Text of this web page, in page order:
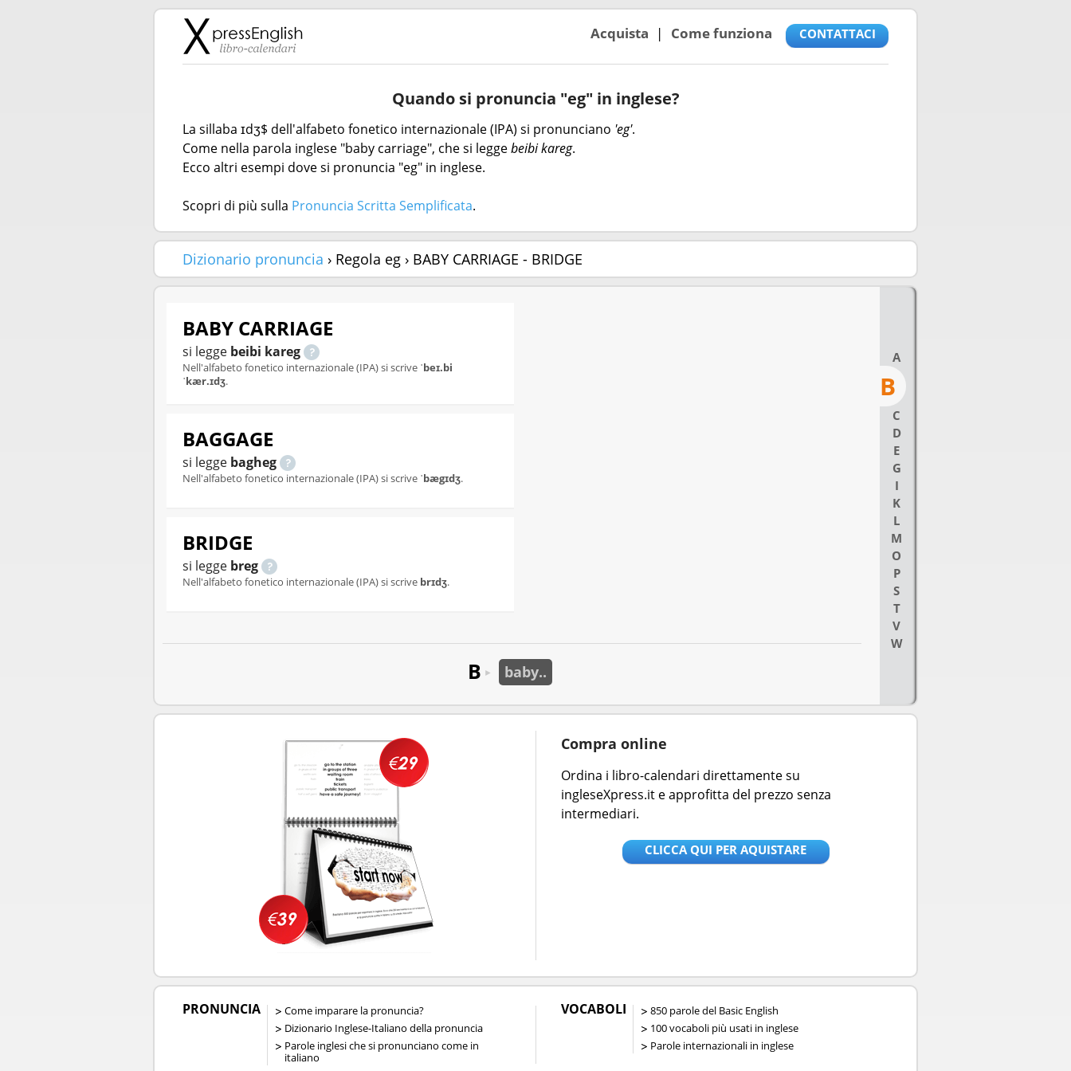
Acquista Come funziona CONTATTACI
Quando si pronuncia "eg" in inglese?
La sillaba ɪdʒ$ dell'alfabeto fonetico internazionale (IPA) si pronunciano 'eg'.
Come nella parola inglese "baby carriage", che si leggebeibi kareg.
Ecco altri esempi dove si pronuncia "eg" in inglese.
Scopri di più sulla Pronuncia Scritta Semplificata.
Dizionario pronuncia › Regola eg › BABY CARRIAGE - BRIDGE
A
B
C
D
E
G
I
K
L
M
O
P
S
T
V
W
BABY CARRIAGE
si legge beibi kareg
Nell'alfabeto fonetico internazionale (IPA) si scrive ˈbeɪ.bi
ˈkær.ɪdʒ.
BAGGAGE
si legge bagheg
Nell'alfabeto fonetico internazionale (IPA) si scrive ˈbægɪdʒ.
BRIDGE
si legge breg
Nell'alfabeto fonetico internazionale (IPA) si scrive brɪdʒ.
B ► baby..
Compra online
Ordina i libro-calendari direttamente su
ingleseXpress.it e approfitta del prezzo senza
intermediari.
CLICCA QUI PER AQUISTARE
PRONUNCIA
Come imparare la pronuncia?
Dizionario Inglese-Italiano della pronuncia
Parole inglesi che si pronunciano come in
italiano
VOCABOLI
850 parole del Basic English
100 vocaboli più usati in inglese
Parole internazionali in inglese